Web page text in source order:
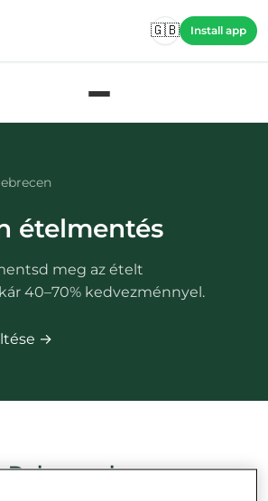
🇬🇧
Install app
ételmentés
meg az ételt
40–70% kedvezménnyel.
→
Debrecenben